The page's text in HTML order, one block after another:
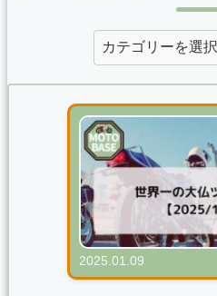
2025.01.09
世界一の大仏ツ